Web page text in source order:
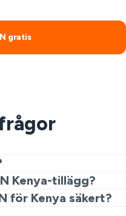
gratis
och säkerhet. Emellertid
förbjudna.
Kenya-tillägg?
för en snabb och gratis
för Kenya säkert?